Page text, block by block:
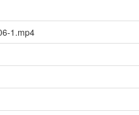
1.mp4